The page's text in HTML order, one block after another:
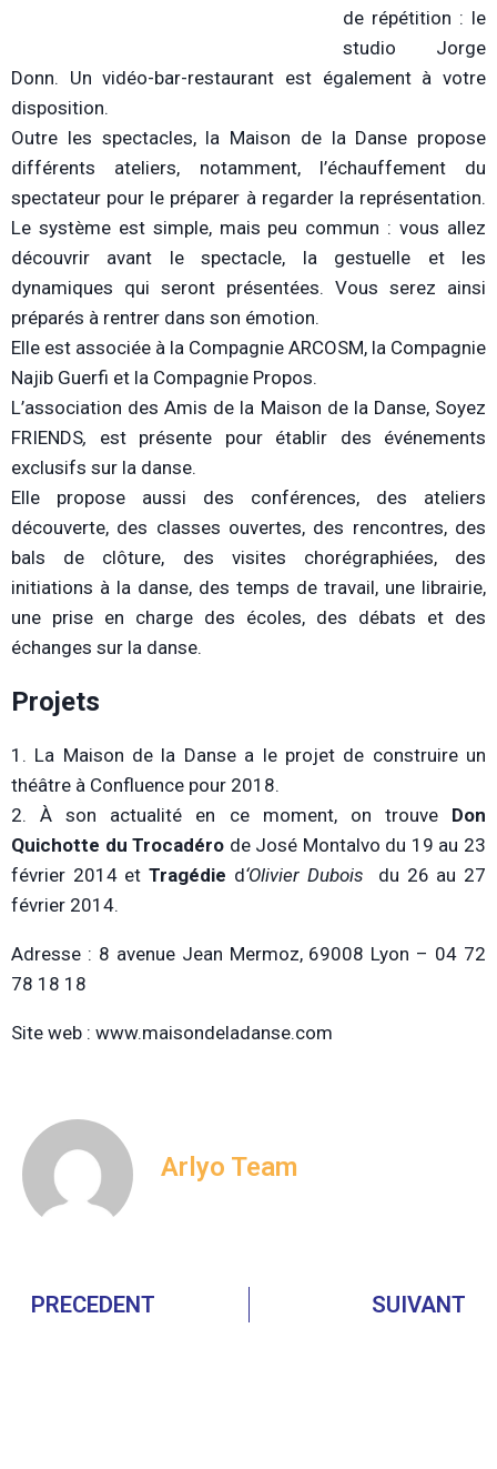
de répétition : le
studio Jorge
Donn. Un vidéo-bar-restaurant est également à votre
disposition.
Outre les spectacles, la Maison de la Danse propose
différents ateliers, notamment, l’échauffement du
spectateur pour le préparer à regarder la représentation.
Le système est simple, mais peu commun : vous allez
découvrir avant le spectacle, la gestuelle et les
dynamiques qui seront présentées. Vous serez ainsi
préparés à rentrer dans son émotion.
Elle est associée à la Compagnie ARCOSM, la Compagnie
Najib Guerfi et la Compagnie Propos.
L’association des Amis de la Maison de la Danse, Soyez
FRIENDS, est présente pour établir des événements
exclusifs sur la danse.
Elle propose aussi des conférences, des ateliers
découverte, des classes ouvertes, des rencontres, des
bals de clôture, des visites chorégraphiées, des
initiations à la danse, des temps de travail, une librairie,
une prise en charge des écoles, des débats et des
échanges sur la danse.
Projets
1. La Maison de la Danse a le projet de construire un
théâtre à Confluence pour 2018.
2. À son actualité en ce moment, on trouve Don
Quichotte du Trocadéro de José Montalvo du 19 au 23
février 2014 etTragédie d‘Olivier Dubois
du 26 au 27
février 2014.
Adresse : 8 avenue Jean Mermoz, 69008 Lyon – 04 72
78 18 18
Site web : www.maisondeladanse.com
Arlyo Team
PRECEDENT SUIVANT